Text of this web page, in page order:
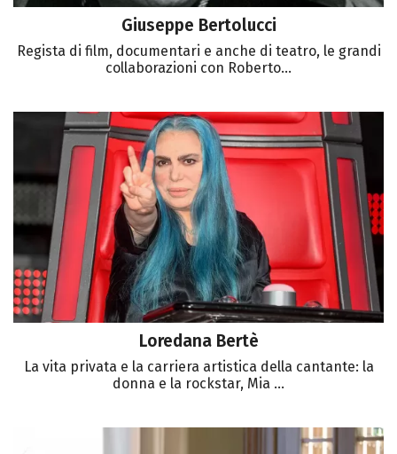
Giuseppe Bertolucci
Regista di film, documentari e anche di teatro, le grandi
collaborazioni con Roberto...
Loredana Bertè
La vita privata e la carriera artistica della cantante: la
donna e la rockstar, Mia ...